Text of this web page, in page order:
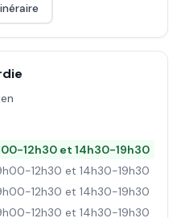
12h30 et 14h30-19h30
12h30 et 14h30-19h30
12h30 et 14h30-19h30
12h30 et 14h30-19h30